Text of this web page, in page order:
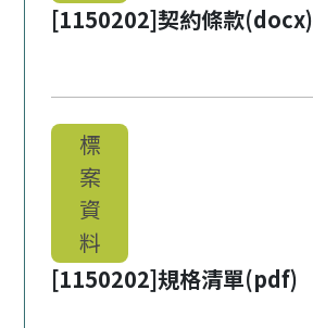
[1150202]契約條款(docx)
標
案
資
料
[1150202]規格清單(pdf)